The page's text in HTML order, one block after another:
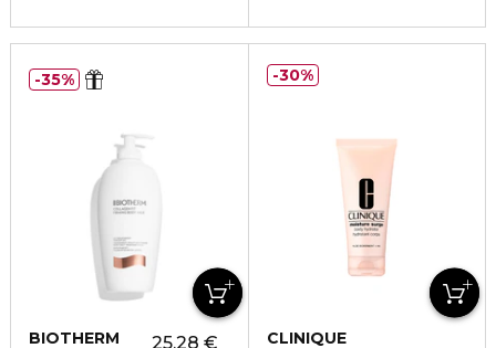
BIOTHERM
25,28 €
35%
CLINIQUE
30%